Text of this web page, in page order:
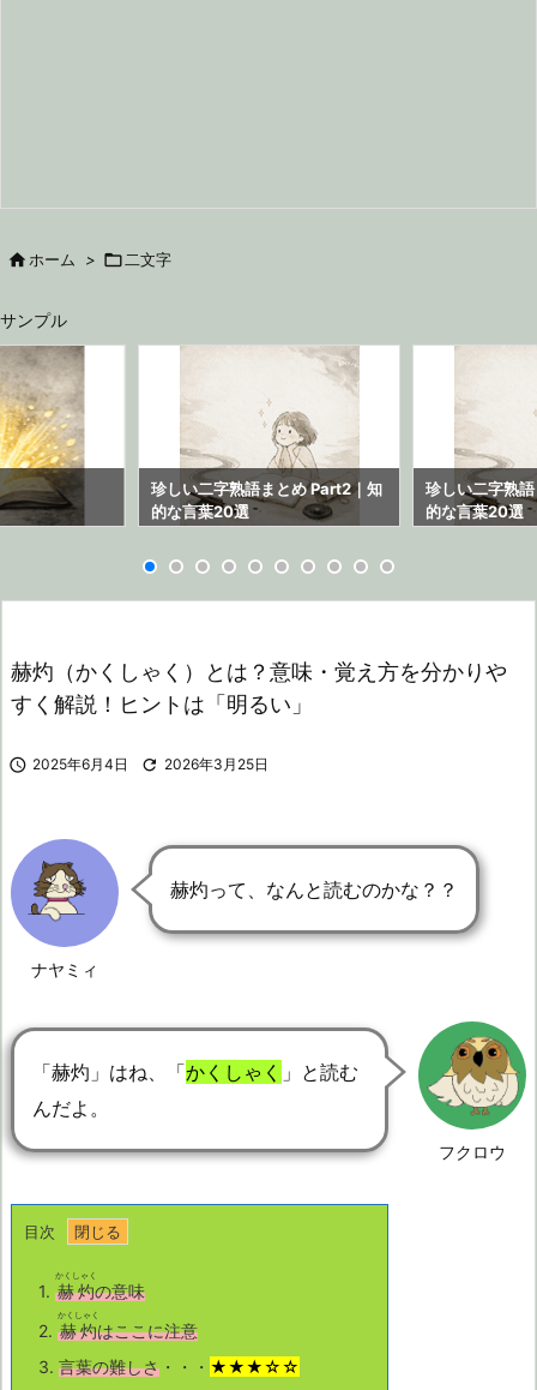
 ホーム >  二文字
サンプル
珍しい二字熟語まとめ Part2｜知
的な言葉20選
珍しい二字熟
的な言葉20選
赫灼（かくしゃく）とは？意味・覚え方を分かりや
すく解説！ヒントは「明るい」
 2025年6月4日  2026年3月25日
ナヤミィ
赫灼って、なんと読むのかな？？
フクロウ
「赫灼」はね、「かくしゃく 」と読む
んだよ。
目次
1. 赫灼
かくしゃく
の意味
2. 赫灼
かくしゃく
はここに注意
3. 言葉の難しさ ・・・ ★★★☆☆